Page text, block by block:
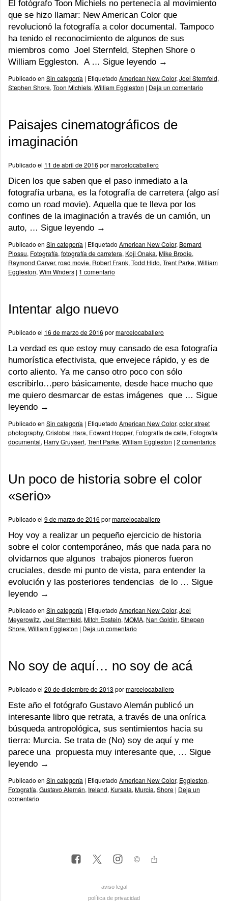
El fotógrafo Toon Michiels no pertenecía al movimiento
que se hizo llamar: New American Color que
revolucionó la fotografía a color documental. Tampoco
ha tenido el reconocimiento de algunos de sus
miembros como Joel Sternfeld, Stephen Shore o
William Eggleston. A … Sigue leyendo →
Publicado en Sin categoría | Etiquetado American New Color, Joel Sternfeld,
Stephen Shore, Toon Michiels, William Eggleston | Deja un comentario
Paisajes cinematográficos de
imaginación
Publicado el 11 de abril de 2016 pormarcelocaballero
Dicen los que saben que el paso inmediato a la
fotografía urbana, es la fotografía de carretera (algo así
como un road movie). Aquella que te lleva por los
confines de la imaginación a través de un camión, un
auto, … Sigue leyendo →
Publicado en Sin categoría | Etiquetado American New Color, Bernard
Plossu, Fotografía, fotografía de carretera, Koji Onaka, Mike Brodie,
Raymond Carver, road movie, Robert Frank, Todd Hido, Trent Parke, William
Eggleston, Wim Wnders | 1 comentario
Intentar algo nuevo
Publicado el 16 de marzo de 2016 pormarcelocaballero
La verdad es que estoy muy cansado de esa fotografía
humorística efectivista, que envejece rápido, y es de
corto aliento. Ya me canso otro poco con sólo
escribirlo…pero básicamente, desde hace mucho que
me quiero desmarcar de estas imágenes que … Sigue
leyendo →
Publicado en Sin categoría | Etiquetado American New Color, color street
photography, Cristobal Hara, Edward Hopper, Fotografía de calle, Fotografía
documental, Harry Gruyaert, Trent Parke, William Eggleston | 2 comentarios
Un poco de historia sobre el color
«serio»
Publicado el 9 de marzo de 2016 pormarcelocaballero
Hoy voy a realizar un pequeño ejercicio de historia
sobre el color contemporáneo, más que nada para no
olvidarnos que algunos trabajos pioneros fueron
cruciales, desde mi punto de vista, para entender la
evolución y las posteriores tendencias de lo … Sigue
leyendo →
Publicado en Sin categoría | Etiquetado American New Color, Joel
Meyerowitz, Joel Sternfeld, Mitch Epstein, MOMA, Nan Goldin, Sthepen
Shore, William Eggleston | Deja un comentario
No soy de aquí… no soy de acá
Publicado el 20 de diciembre de 2013 pormarcelocaballero
Este año el fotógrafo Gustavo Alemán publicó un
interesante libro que retrata, a través de una onírica
búsqueda antropológica, sus sentimientos hacia su
tierra: Murcia. Se trata de (No) soy de aquí y me
parece una propuesta muy interesante que, … Sigue
leyendo →
Publicado en Sin categoría | Etiquetado American New Color, Eggleston,
Fotografía, Gustavo Alemán, Ireland, Kursala, Murcia, Shore | Deja un
comentario
aviso legal
política de privacidad